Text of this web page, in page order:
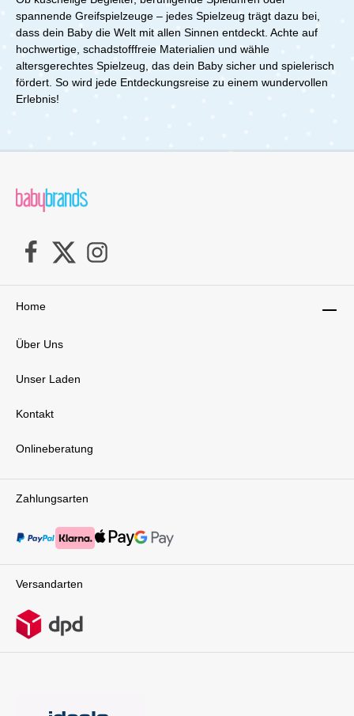
spannende Greifspielzeuge – jedes Spielzeug trägt dazu bei,
dass dein Baby die Welt mit allen Sinnen entdeckt. Achte auf
hochwertige, schadstofffreie Materialien und wähle
altersgerechtes Spielzeug, das dein Baby sicher und spielerisch
fördert. So wird jede Entdeckungsreise zu einem wundervollen
Erlebnis!
Zahlungsarten
Versandarten
Home
Über Uns
Unser Laden
Kontakt
Onlineberatung